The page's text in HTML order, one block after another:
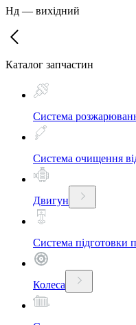
Нд — вихідний
Каталог запчастин
Система
Система очищення
Двигун
Система підготовки
Колеса